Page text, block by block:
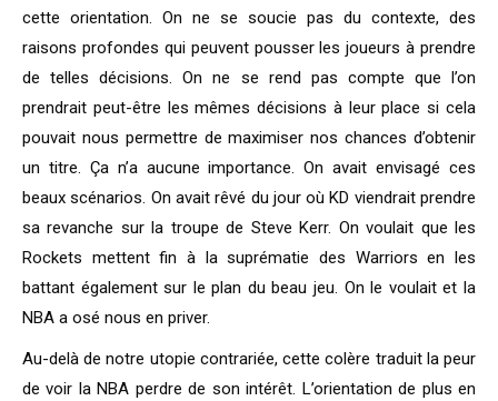
cette orientation. On ne se soucie pas du contexte, des
raisons profondes qui peuvent pousser les joueurs à prendre
de telles décisions. On ne se rend pas compte que l’on
prendrait peut-être les mêmes décisions à leur place si cela
pouvait nous permettre de maximiser nos chances d’obtenir
un titre. Ça n’a aucune importance. On avait envisagé ces
beaux scénarios. On avait rêvé du jour où KD viendrait prendre
sa revanche sur la troupe de Steve Kerr. On voulait que les
Rockets mettent fin à la suprématie des Warriors en les
battant également sur le plan du beau jeu. On le voulait et la
NBA a osé nous en priver.
Au-delà de notre utopie contrariée, cette colère traduit la peur
de voir la NBA perdre de son intérêt. L’orientation de plus en